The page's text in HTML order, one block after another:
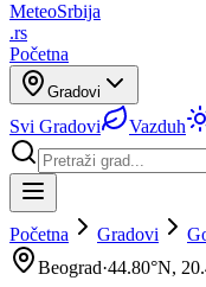
MeteoSrbija
.rs
Početna
Gradovi
Svi Gradovi Vazduh
Početna Gradovi
Beograd·44.80°N,